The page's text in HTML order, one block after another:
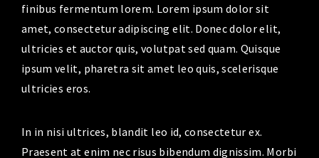
finibus fermentum lorem. Lorem ipsum dolor sit
amet, consectetur adipiscing elit. Donec dolor elit,
ultricies et auctor quis, volutpat sed quam. Quisque
ipsum velit, pharetra sit amet leo quis, scelerisque
ultricies eros.
In in nisi ultrices, blandit leo id, consectetur ex.
Praesent at enim nec risus bibendum dignissim. Morbi